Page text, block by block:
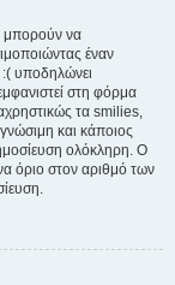
μπορούν να
έναν
υποδηλώνει
στη φόρμα
τα smilies,
και κάποιος
ολόκληρη. Ο
όριο στον αριθμό των